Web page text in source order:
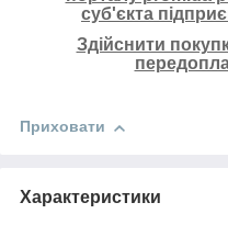
суб'єкта
Здійснити
Приховати
Характеристики